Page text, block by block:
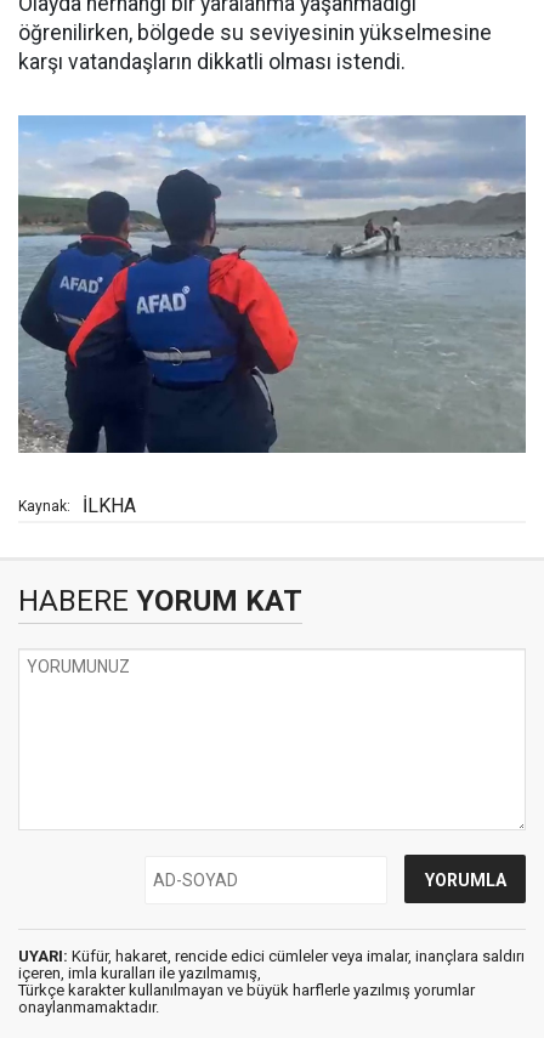
öğrenilirken, bölgede su seviyesinin yükselmesine
karşı vatandaşların dikkatli olması istendi.
Kaynak: İLKHA
HABERE YORUM KAT
UYARI: Küfür, hakaret, rencide edici cümleler veya imalar, inançlara saldırı
içeren, imla kuralları ile yazılmamış,
Türkçe karakter kullanılmayan ve büyük harflerle yazılmış yorumlar
onaylanmamaktadır.